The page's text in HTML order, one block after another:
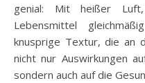
genial: Mit heißer
Lebensmittel
knusprige Textur, die an
nicht nur Auswirkungen
sondern auch auf die